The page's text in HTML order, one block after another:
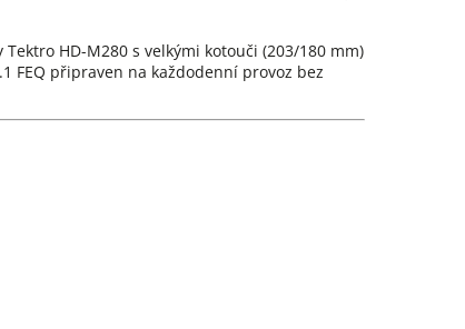
HD-M280 s velkými kotouči (203/180 mm)
FEQ připraven na každodenní provoz bez